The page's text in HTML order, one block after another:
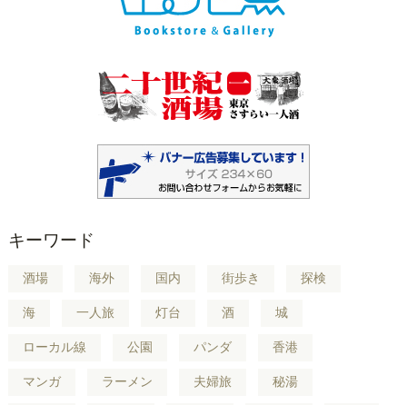
キーワード
酒場 海外 国内 街歩き 探検
海 一人旅 灯台 酒 城
ローカル線 公園 パンダ 香港
マンガ ラーメン 夫婦旅 秘湯